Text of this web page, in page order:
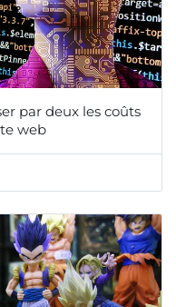
par deux les coûts
web